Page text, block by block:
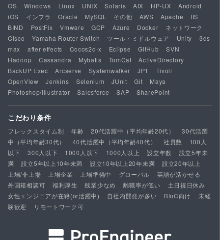
OS
Windows Linux UNIX Solaris AIX HP-UX
Android
iOS
インフラ Oracle MySQL その他 AWS Apache
IIS
BIND
PostFix Vmware GCP Azure Docker
ネットワーク
Cisco
Yamaha Router Switch ツール・ミドルウェア Unity
3ds
max
after effects Cocos2d-x Eclipse GitHub
SVN
Hadoop
Cassandra Mybatis TomCat
ActiveDirectory
BackUP Exec
Arcserve Systemwalker JP1
Tivoli
OpenView
Jenkins Selenium JUnit Git
Maya
Photoshop/illustrator
Salesforce SAP SharePoint
こだわり条件
フレックスタイム制 年齢 20代活躍中（平均年齢20代）
30代活躍
中（平均年齢30代）
40代活躍中（平均年齢40代） 社員数
100人
以下
300人以下 1000人以下 1000人以上 設立年数
設立5年未
満
設立5年以上10年未満 設立10年以上20年未満
設立20年以上
上場/非上場
上場企業 上場準備中 グローバル
英語が活かせる
外国籍相談可
福利厚生 残業少なめ 離職率が低い
土日祝日休み
女性エンジニアが在籍(or活躍中)
自社内開発が多い BtoC向け
未経
験歓迎
リモートワーク可